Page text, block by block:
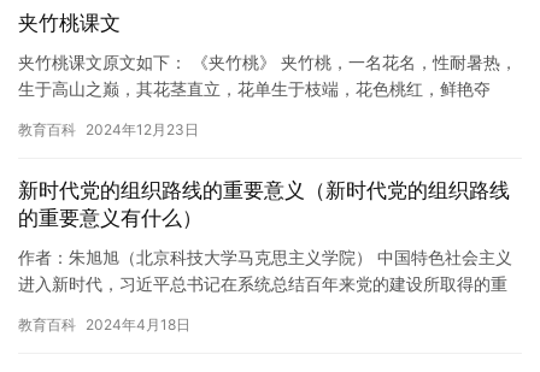
夹竹桃课文
夹竹桃课文原文如下： 《夹竹桃》 夹竹桃，一名花名，性耐暑热，
生于高山之巅，其花茎直立，花单生于枝端，花色桃红，鲜艳夺
还…
教育百科 2024年12月23日
新时代党的组织路线的重要意义（新时代党的组织路线
的重要意义有什么）
作者：朱旭旭（北京科技大学马克思主义学院） 中国特色社会主义
进入新时代，习近平总书记在系统总结百年来党的建设所取得的重
线…
教育百科 2024年4月18日